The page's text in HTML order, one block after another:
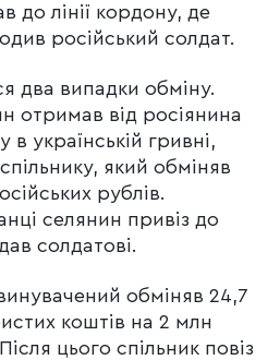
до лінії кордону, де
російський солдат.
два випадки обміну.
отримав від росіянина
українській гривні,
який обміняв
рублів.
селянин привіз до
солдатові.
обміняв 24,7
коштів на 2 млн
цього спільник повіз